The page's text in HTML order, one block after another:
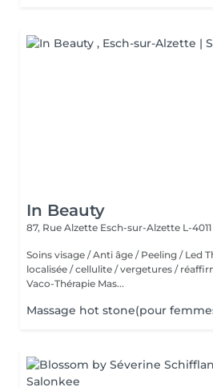
In Beauty
87, Rue Alzette Esch-sur-Alzette L-4011
Soins visage / Anti âge / Peeling / Led
localisée / cellulite / vergetures /
Vaco-Thérapie Mas...
Massage hot stone(pour